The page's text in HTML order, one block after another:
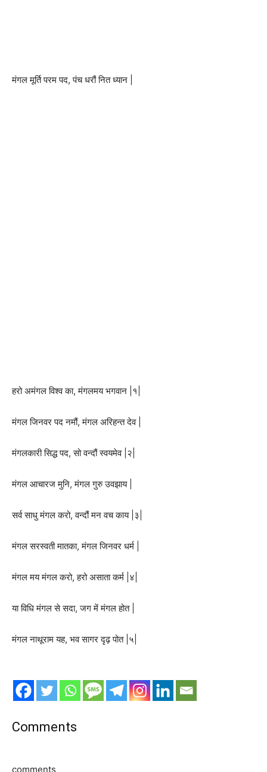
मंगल मूर्ति परम पद, पंच धरौं नित ध्यान |
हरो अमंगल विश्व का, मंगलमय भगवान |१|
मंगल जिनवर पद नमौं, मंगल अरिहन्त देव |
मंगलकारी सिद्ध पद, सो वन्दौं स्वयमेव |२|
मंगल आचारज मुनि, मंगल गुरु उवझाय |
सर्व साधु मंगल करो, वन्दौं मन वच काय |३|
मंगल सरस्वती मातका, मंगल जिनवर धर्म |
मंगल मय मंगल करो, हरो असाता कर्म |४|
या विधि मंगल से सदा, जग में मंगल होत |
मंगल नाथूराम यह, भव सागर दृढ़ पोत |५|
Comments
comments